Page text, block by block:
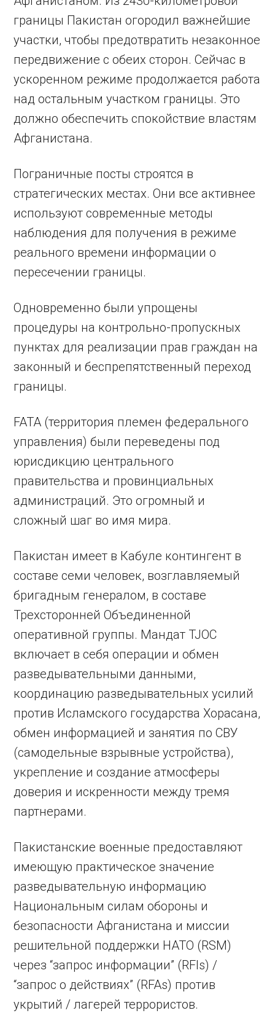
границы Пакистан огородил важнейшие
участки, чтобы предотвратить незаконное
передвижение с обеих сторон. Сейчас в
ускоренном режиме продолжается работа
над остальным участком границы. Это
должно обеспечить спокойствие властям
Афганистана.
Пограничные посты строятся в
стратегических местах. Они все активнее
используют современные методы
наблюдения для получения в режиме
реального времени информации о
пересечении границы.
Одновременно были упрощены
процедуры на контрольно-пропускных
пунктах для реализации прав граждан на
законный и беспрепятственный переход
границы.
FATA (территория племен федерального
управления) были переведены под
юрисдикцию центрального
правительства и провинциальных
администраций. Это огромный и
сложный шаг во имя мира.
Пакистан имеет в Кабуле контингент в
составе семи человек, возглавляемый
бригадным генералом, в составе
Трехсторонней Объединенной
оперативной группы. Мандат TJOC
включает в себя операции и обмен
разведывательными данными,
координацию разведывательных усилий
против Исламского государства Хорасана,
обмен информацией и занятия по СВУ
(самодельные взрывные устройства),
укрепление и создание атмосферы
доверия и искренности между тремя
партнерами.
Пакистанские военные предоставляют
имеющую практическое значение
разведывательную информацию
Национальным силам обороны и
безопасности Афганистана и миссии
решительной поддержки НАТО (RSM)
через “запрос информации” (RFIs) /
“запрос о действиях” (RFAs) против
укрытий / лагерей террористов.